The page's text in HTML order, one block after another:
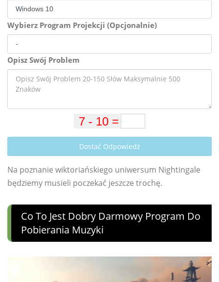
Wybierz Program Projekcji (Opcjonalnie)
Opisz Swój Problem
Dostać Odpowiedź
Na poznanie wiktoriańskiego uniwersum Nightingale
będziemy musieli poczekać jeszcze trochę.
Co To Jest Dobry Darmowy Program Do
Pobierania Muzyki